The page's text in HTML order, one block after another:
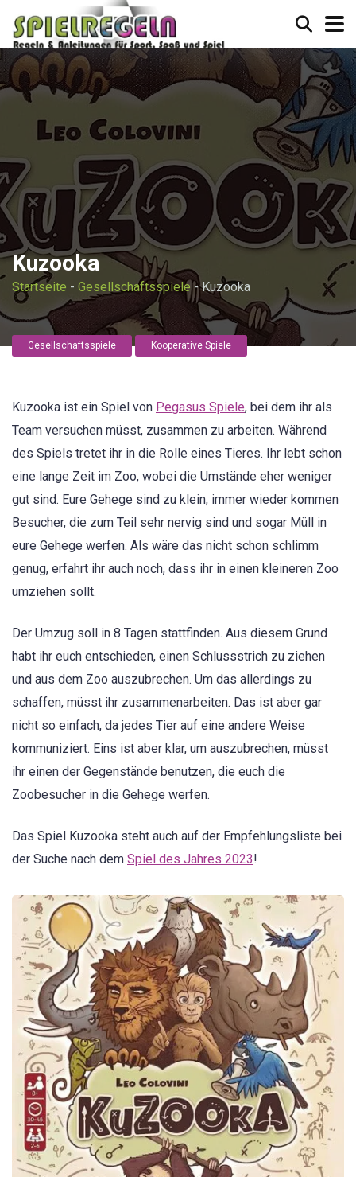
Kuzooka
Startseite - Gesellschaftsspiele-Kuzooka
Gesellschaftsspiele Kooperative Spiele
Kuzooka ist ein Spiel von Pegasus Spiele, bei dem ihr als
Team versuchen müsst, zusammen zu arbeiten. Während
des Spiels tretet ihr in die Rolle eines Tieres. Ihr lebt schon
eine lange Zeit im Zoo, wobei die Umstände eher weniger
gut sind. Eure Gehege sind zu klein, immer wieder kommen
Besucher, die zum Teil sehr nervig sind und sogar Müll in
eure Gehege werfen. Als wäre das nicht schon schlimm
genug, erfahrt ihr auch noch, dass ihr in einen kleineren Zoo
umziehen sollt.
Der Umzug soll in 8 Tagen stattfinden. Aus diesem Grund
habt ihr euch entschieden, einen Schlussstrich zu ziehen
und aus dem Zoo auszubrechen. Um das allerdings zu
schaffen, müsst ihr zusammenarbeiten. Das ist aber gar
nicht so einfach, da jedes Tier auf eine andere Weise
kommuniziert. Eins ist aber klar, um auszubrechen, müsst
ihr einen der Gegenstände benutzen, die euch die
Zoobesucher in die Gehege werfen.
Das Spiel Kuzooka steht auch auf der Empfehlungsliste bei
der Suche nach dem Spiel des Jahres 2023!